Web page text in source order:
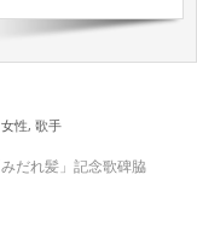
女性, 歌手
だれ髪」記念歌碑脇